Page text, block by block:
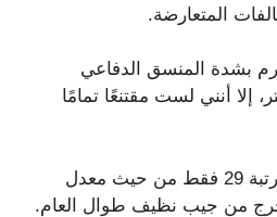
المتعارضة.
بشدة المنسق الدفاعي
إلا أنني لست مقتنعًا تمامًا
تحتل لوس أنجلوس المرتبة 29 فقط من حيث معدل
من جيب نظيف طوال العام.